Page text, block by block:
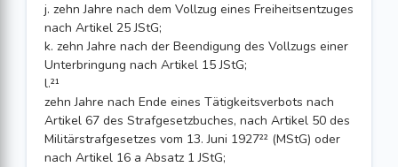
j. zehn Jahre nach dem Vollzug eines Freiheitsentzuges
nach Artikel 25 JStG;
k. zehn Jahre nach der Beendigung des Vollzugs einer
Unterbringung nach Artikel 15 JStG;
l.²¹
zehn Jahre nach Ende eines Tätigkeitsverbots nach
Artikel 67 des Strafgesetzbuches, nach Artikel 50 des
Militärstrafgesetzes vom 13. Juni 1927²² (MStG) oder
nach Artikel 16 a Absatz 1 JStG;